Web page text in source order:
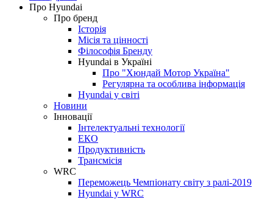
Про Hyundai
Про бренд
Історія
Місія та цінності
Філософія Бренду
Hyundai в Україні
Про "Хюндай Мотор Україна"
Регулярна та особлива інформація
Hyundai у світі
Новини
Інновації
Інтелектуальні технології
ЕКО
Продуктивність
Трансмісія
WRC
Переможець Чемпіонату світу з ралі-2019
Hyundai у WRC